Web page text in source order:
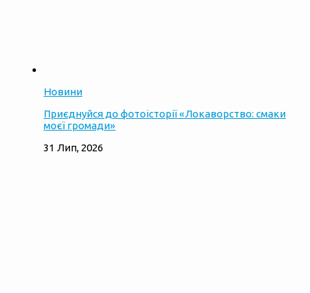
Новини
Приєднуйся до фотоісторії «Локаворство: смаки
моєї громади»
31 Лип, 2026